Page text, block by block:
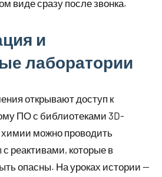
виде сразу после звонка.
и
лаборатории
открывают доступ к
ПО с библиотеками 3D-
можно проводить
реактивами, которые в
опасны. На уроках истории —